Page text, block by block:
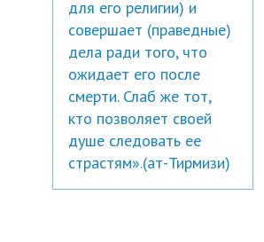
для его религии) и
совершает (праведные)
дела ради того, что
ожидает его после
смерти. Слаб же тот,
кто позволяет своей
душе следовать ее
страстям».(ат-Тирмизи)